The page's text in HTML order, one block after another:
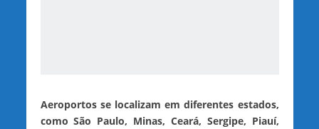
Aeroportos se localizam em diferentes estados,
como São Paulo, Minas, Ceará, Sergipe, Piauí,